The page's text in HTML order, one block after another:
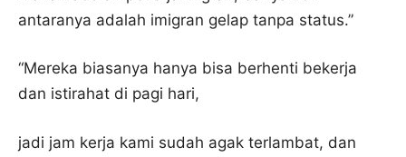
antaranya adalah imigran gelap tanpa status.”
“Mereka biasanya hanya bisa berhenti bekerja
dan istirahat di pagi hari,
jadi jam kerja kami sudah agak terlambat, dan